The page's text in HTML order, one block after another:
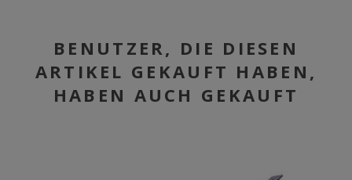
BENUTZER, DIE DIESEN
ARTIKEL GEKAUFT HABEN,
HABEN AUCH GEKAUFT